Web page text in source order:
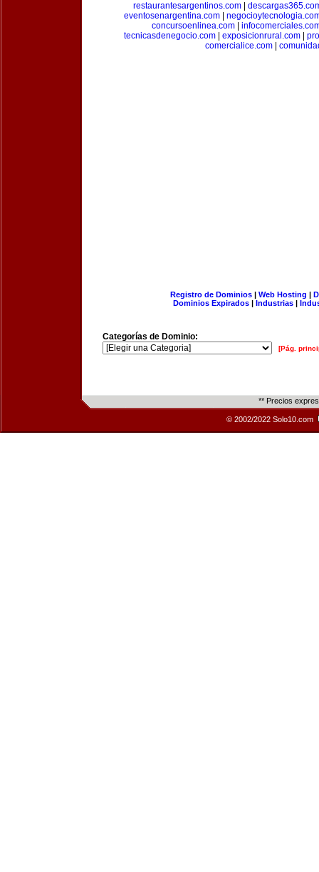
restaurantesargentinos.com
eventosenargentina.com
concursoenlinea.com|
tecnicasdenegocio.com
exposicionrural.com
comercialice.com|
Registro de Dominios| Web Hosting |
Dominios Expirados | Industrias |
Categorías de Dominio:
[Pág.
** Precios
© 2002/2022 Solo10.com